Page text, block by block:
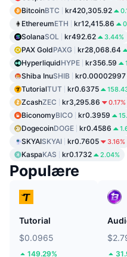
BitcoinBTC kr420,305.92
EthereumETH kr12,415.86
SolanaSOL kr492.62 3.44%
PAX GoldPAXG kr28,068.64
HyperliquidHYPE kr356.59
Shiba InuSHIB kr0.00002997
TutorialTUT kr0.6375
ZcashZEC kr3,295.86 0.17%
BiconomyBICO kr0.3959
DogecoinDOGE kr0.4586
SKYAISKYAI kr0.7605 3.16%
KaspaKAS kr0.1732 2.04%
Populære
Tutorial
$0.0965
149.29%